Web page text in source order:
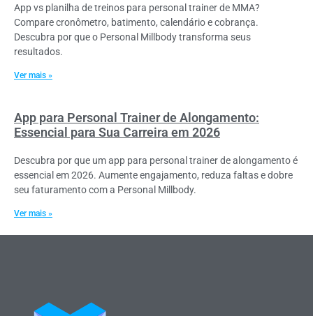
App vs planilha de treinos para personal trainer de MMA?
Compare cronômetro, batimento, calendário e cobrança.
Descubra por que o Personal Millbody transforma seus
resultados.
Ver mais »
App para Personal Trainer de Alongamento:
Essencial para Sua Carreira em 2026
Descubra por que um app para personal trainer de alongamento é
essencial em 2026. Aumente engajamento, reduza faltas e dobre
seu faturamento com a Personal Millbody.
Ver mais »